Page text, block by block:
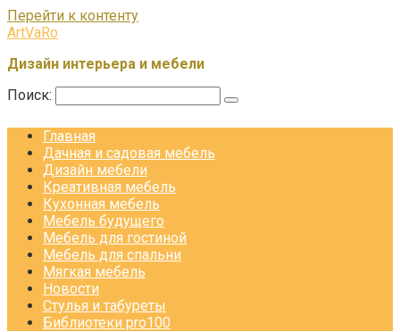
Перейти к контенту
ArtVaRo
Дизайн интерьера и мебели
Поиск:
Главная
Дачная и садовая мебель
Дизайн мебели
Креативная мебель
Кухонная мебель
Мебель будущего
Мебель для гостиной
Мебель для спальни
Мягкая мебель
Новости
Стулья и табуреты
Библиотеки pro100